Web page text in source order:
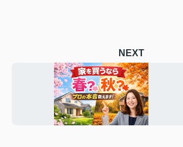
NEXT